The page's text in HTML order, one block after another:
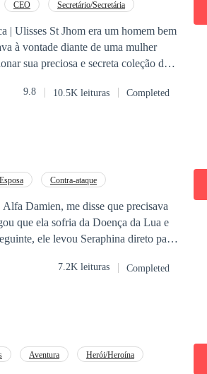
CEO
Secretário/Secretária
à vontade diante de uma mulher
sua preciosa e secreta coleção de
o ceo. Decidido a abandonar a
9.8 10.5K leituras Completed
Contra-ataque
Damien, me disse que precisava
7.2K leituras Completed
Aventura
Herói/Heroína